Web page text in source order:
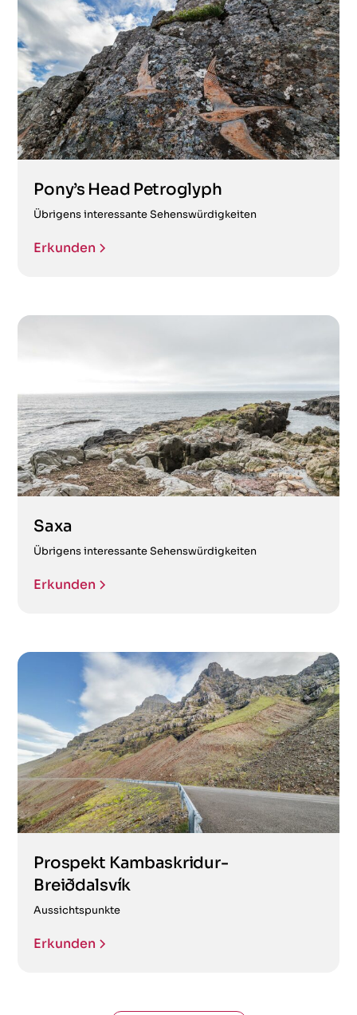
Pony’s Head Petroglyph
Übrigens interessante Sehenswürdigkeiten
Erkunden
Saxa
Übrigens interessante Sehenswürdigkeiten
Erkunden
Prospekt Kambaskridur-
Breiðdalsvík
Aussichtspunkte
Erkunden